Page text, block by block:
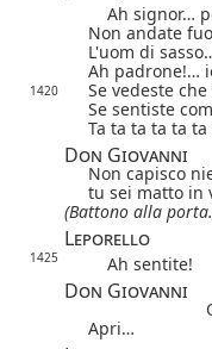
Ah signor…
Non andate
L'uom di
Ah padrone!…
1420
Se vedeste
Se sentiste
Ta ta ta ta ta ta
Don Giovanni
Non capisco
tu sei matto in
(Battono alla
Leporello
1425 Ah sentite!
Don Giovanni
Apri…